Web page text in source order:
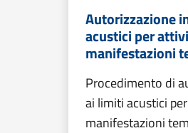
Autorizzazione
acustici per
manifestazioni
Procedimento di
ai limiti acustici
manifestazioni